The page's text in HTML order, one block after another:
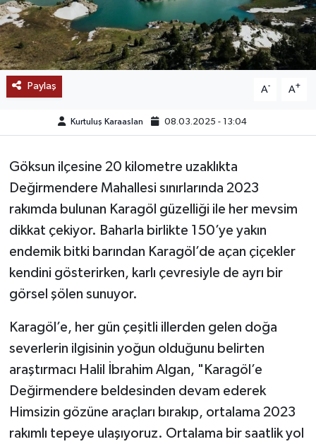
Paylaş A- A+
Kurtuluş Karaaslan 08.03.2025 - 13:04
Göksun ilçesine 20 kilometre uzaklıkta
Değirmendere Mahallesi sınırlarında 2023
rakımda bulunan Karagöl güzelliği ile her mevsim
dikkat çekiyor. Baharla birlikte 150’ye yakın
endemik bitki barından Karagöl’de açan çiçekler
kendini gösterirken, karlı çevresiyle de ayrı bir
görsel şölen sunuyor.
Karagöl’e, her gün çeşitli illerden gelen doğa
severlerin ilgisinin yoğun olduğunu belirten
araştırmacı Halil İbrahim Algan, "Karagöl’e
Değirmendere beldesinden devam ederek
Himsizin gözüne araçları bırakıp, ortalama 2023
rakımlı tepeye ulaşıyoruz. Ortalama bir saatlik yol
EĞİTİM
BÖLGE
KEŞFET
POPÜLER
DÜNYA
TREND
MEDYA
OTOMOTİV
TEKNOLOJİ
KÜLTÜR SANAT